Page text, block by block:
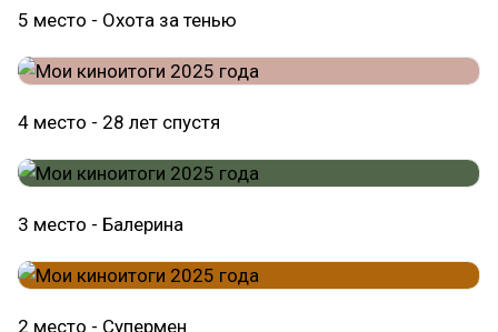
5 место - Охота за тенью
4 место - 28 лет спустя
3 место - Балерина
2 место - Супермен